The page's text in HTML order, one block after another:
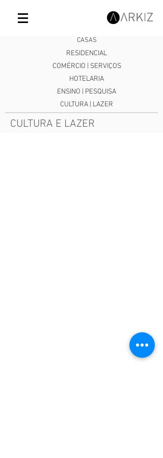
CASAS
RESIDENCIAL
COMÉRCIO | SERVIÇOS
HOTELARIA
ENSINO | PESQUISA
CULTURA | LAZER
CULTURA E LAZER